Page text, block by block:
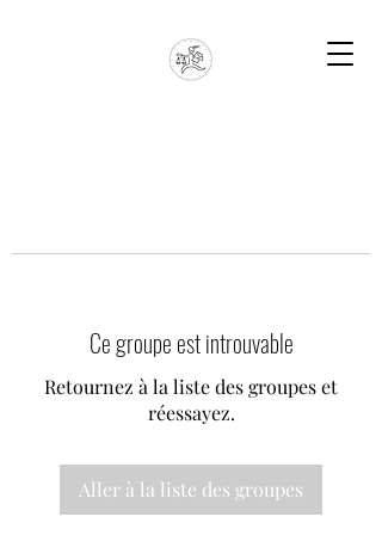
Ce groupe est introuvable
Retournez à la liste des groupes et
réessayez.
Aller à la liste des groupes